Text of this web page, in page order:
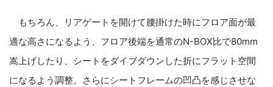
もちろん、リアゲートを開けて腰掛けた時にフロア面が最
適な高さになるよう、フロア後端を通常のN-BOX比で80mm
嵩上げしたり、シートをダイブダウンした折にフラット空間
になるよう調整。さらにシートフレームの凹凸を感じさせな